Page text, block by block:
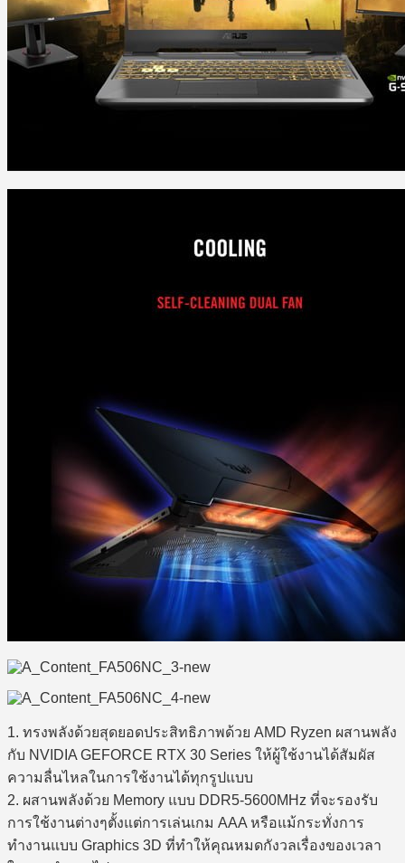
1. ทรงพลังด้วยสุดยอดประสิทธิภาพด้วย AMD Ryzen ผสานพลัง
กับ NVIDIA GEFORCE RTX 30 Series ให้ผู้ใช้งานได้สัมผัส
ความลื่นไหลในการใช้งานได้ทุกรูปแบบ
2. ผสานพลังด้วย Memory แบบ DDR5-5600MHz ที่จะรองรับ
การใช้งานต่างๆตั้งแต่การเล่นเกม AAA หรือแม้กระทั่งการ
ทำงานแบบ Graphics 3D ที่ทำให้คุณหมดกังวลเรื่องของเวลา